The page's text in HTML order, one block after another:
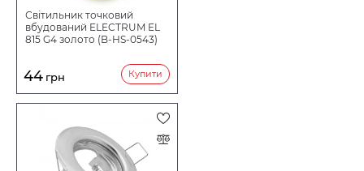
Світильник точковий
вбудований ELECTRUM EL
815 G4 золото (B-HS-0543)
44 грн Купити
НАПРУГА В